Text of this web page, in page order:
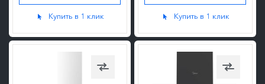
Купить в 1 клик Купить в 1 клик